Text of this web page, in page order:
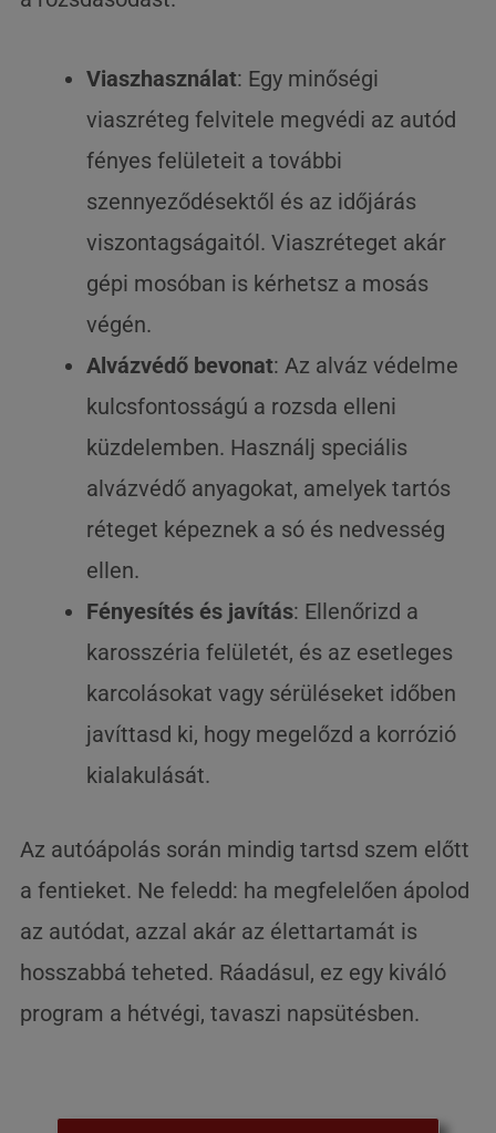
Viaszhasználat: Egy minőségi
viaszréteg felvitele megvédi az autód
fényes felületeit a további
szennyeződésektől és az időjárás
viszontagságaitól. Viaszréteget akár
gépi mosóban is kérhetsz a mosás
végén.
Alvázvédő bevonat: Az alváz védelme
kulcsfontosságú a rozsda elleni
küzdelemben. Használj speciális
alvázvédő anyagokat, amelyek tartós
réteget képeznek a só és nedvesség
ellen.
Fényesítés és javítás: Ellenőrizd a
karosszéria felületét, és az esetleges
karcolásokat vagy sérüléseket időben
javíttasd ki, hogy megelőzd a korrózió
kialakulását.
Az autóápolás során mindig tartsd szem előtt
a fentieket. Ne feledd: ha megfelelően ápolod
az autódat, azzal akár az élettartamát is
hosszabbá teheted. Ráadásul, ez egy kiváló
program a hétvégi, tavaszi napsütésben.